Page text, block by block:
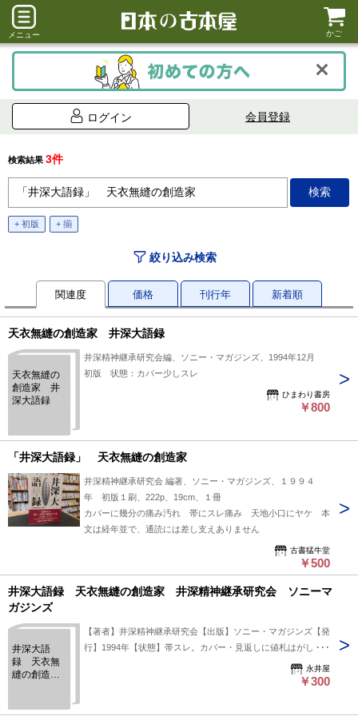
メニュー かご
ログイン 会員登録
検索結果 3件
+ 初版 + 揃
絞り込み検索
関連度 価格 刊行年 新着順
天衣無縫の創造家 井深大語録
天衣無縫の
創造家 井
深大語録
井深精神継承研究会編、ソニー・マガジンズ、1994年12月
初版 状態：カバー少しスレ
ひまわり書房
￥800
「井深大語録」 天衣無縫の創造家
井深精神継承研究会 編著、ソニー・マガジンズ、１９９４
年 初版１刷、222p、19cm、１冊
カバーに幾分の痛み汚れ 帯にスレ痛み 天地小口にヤケ 本
文は経年並で、通読には差し支えありません
古書猛牛堂
￥500
井深大語録 天衣無縫の創造家 井深精神継承研究会 ソニーマ
ガジンズ
井深大語
録 天衣無
縫の創造
会 ソニー
【著者】井深精神継承研究会【出版】ソニー・マガジンズ【発
行】1994年【状態】帯スレ。カバー・見返しに値札はがし
跡。経年ヤケ・シミ・スレ・ヨレ等が見られます。基本ゆうメ
ールにて発送いたします。基本追跡番号はありません。
永井屋
￥300